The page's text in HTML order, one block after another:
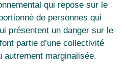
qui repose sur le
de personnes qui
présentent un danger sur le
partie d’une collectivité
autrement marginalisée.